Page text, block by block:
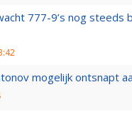
777-9’s nog steeds
mogelijk ontsnapt